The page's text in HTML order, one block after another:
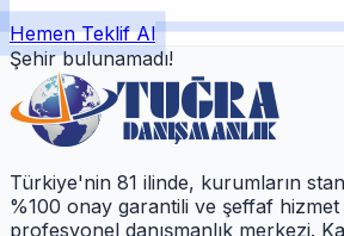
Hemen Teklif Al
Şehir bulunamadı!
Türkiye'nin 81 ilinde, kurumların
%100 onay garantili ve şeffaf hizmet
profesyonel danışmanlık merkezi.